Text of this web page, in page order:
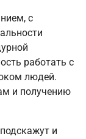
с
работать с
людей.
и получению
и